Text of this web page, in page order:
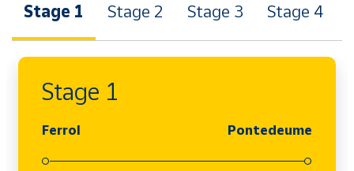
Stage 1 Stage 2 Stage 3 Stage 4
Stage 1
Ferrol Pontedeume